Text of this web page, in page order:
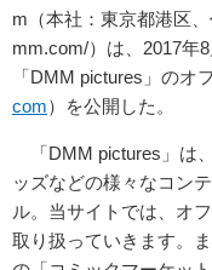
m（本社：東京都港区
mm.com/）は、2017年
「DMM pictures」のオ
com）を公開した。
「DMM pictures」は
ッズなどの様々なコン
ル。当サイトでは、オ
取り扱っていきます。